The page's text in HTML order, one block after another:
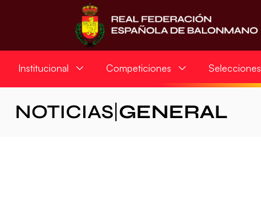
Institucional Competiciones Selecciones
NOTICIAS GENERAL